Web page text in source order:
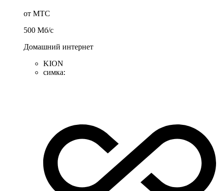
от МТС
500 Мб/c
Домашний интернет
KION
симка: